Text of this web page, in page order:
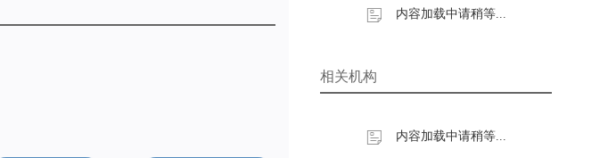
内容加载中请稍等...
相关机构
内容加载中请稍等...